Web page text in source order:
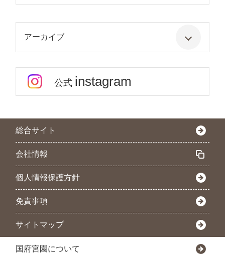
アーカイブ
公式 instagram
総合サイト
会社情報
個人情報保護方針
免責事項
サイトマップ
国府宮園について